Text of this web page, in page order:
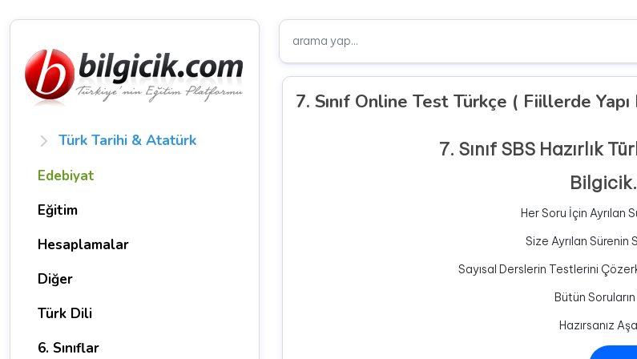
Türk Tarihi & Atatürk
Edebiyat
Eğitim
Hesaplamalar
Diğer
Türk Dili
6. Sınıflar
7. Sınıf Online Test Türkçe ( Fiillerde
7. Sınıf SBS Hazırlık
Her Soru İçin Ayrılan
Size Ayrılan
Sayısal Derslerin Testlerini
Bütün
Hazırsanız